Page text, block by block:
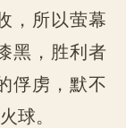
，所以萤幕
黑，胜利者
俘虏，默不
球。